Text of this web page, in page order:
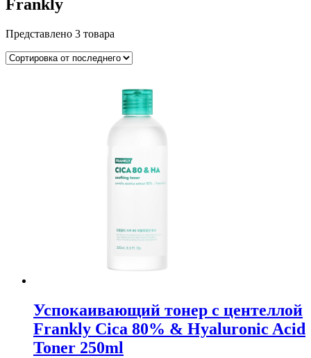
Frankly
Представлено 3 товара
Успокаивающий тонер с центеллой
Frankly Cica 80% & Hyaluronic Acid
Toner 250ml